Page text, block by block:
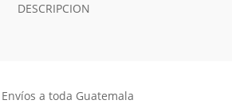
DESCRIPCION
Envíos a toda Guatemala